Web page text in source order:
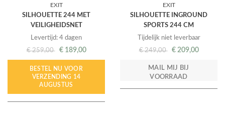
EXIT
SILHOUETTE 244 MET
VEILIGHEIDSNET
Levertijd: 4 dagen
€259,00 € 189,00
BESTEL NU VOOR
VERZENDING 14
AUGUSTUS
EXIT
SILHOUETTE INGROUND
SPORTS 244 CM
Tijdelijk niet leverbaar
€249,00 € 209,00
MAIL MIJ BIJ
VOORRAAD